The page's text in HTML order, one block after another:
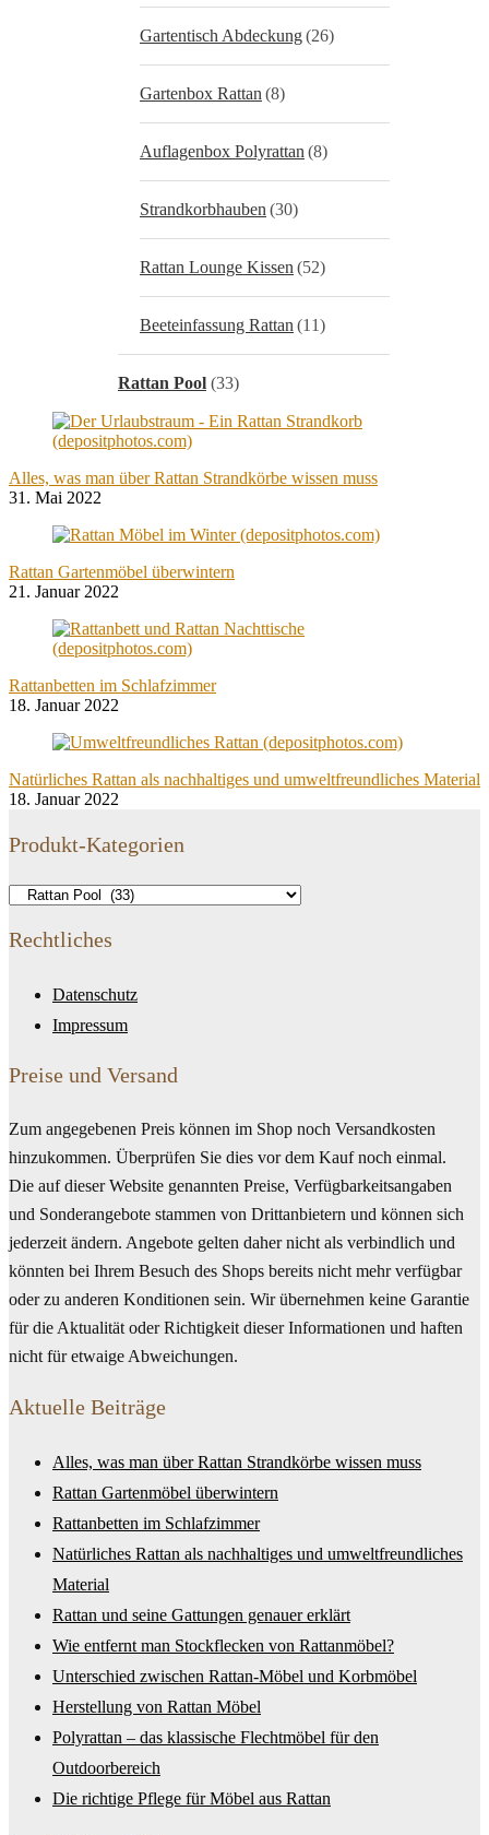
Gartentisch Abdeckung(26)
Gartenbox Rattan (8)
Auflagenbox Polyrattan (8)
Strandkorbhauben (30)
Rattan Lounge Kissen (52)
Beeteinfassung Rattan (11)
Rattan Pool (33)
Alles, was man über Rattan Strandkörbe wissen muss
31. Mai 2022
Rattan Gartenmöbel überwintern
21. Januar 2022
Rattanbetten im Schlafzimmer
18. Januar 2022
Natürliches Rattan als nachhaltiges und umweltfreundliches Material
18. Januar 2022
Produkt-Kategorien
Rechtliches
Datenschutz
Impressum
Preise und Versand
Zum angegebenen Preis können im Shop noch Versandkosten
hinzukommen. Überprüfen Sie dies vor dem Kauf noch einmal.
Die auf dieser Website genannten Preise, Verfügbarkeitsangaben
und Sonderangebote stammen von Drittanbietern und können sich
jederzeit ändern. Angebote gelten daher nicht als verbindlich und
könnten bei Ihrem Besuch des Shops bereits nicht mehr verfügbar
oder zu anderen Konditionen sein. Wir übernehmen keine Garantie
für die Aktualität oder Richtigkeit dieser Informationen und haften
nicht für etwaige Abweichungen.
Aktuelle Beiträge
Alles, was man über Rattan Strandkörbe wissen muss
Rattan Gartenmöbel überwintern
Rattanbetten im Schlafzimmer
Natürliches Rattan als nachhaltiges und umweltfreundliches
Material
Rattan und seine Gattungen genauer erklärt
Wie entfernt man Stockflecken von Rattanmöbel?
Unterschied zwischen Rattan-Möbel und Korbmöbel
Herstellung von Rattan Möbel
Polyrattan – das klassische Flechtmöbel für den
Outdoorbereich
Die richtige Pflege für Möbel aus Rattan